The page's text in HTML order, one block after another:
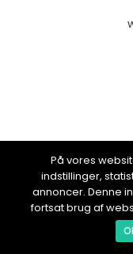
På vores
indstillinger,
annoncer. Denne
fortsat brug af